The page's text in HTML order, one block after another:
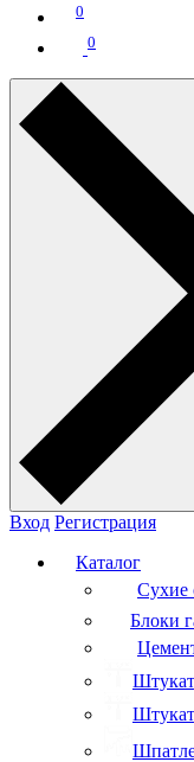
0
0
Вход Регистрация
Каталог
Сухие
Блоки